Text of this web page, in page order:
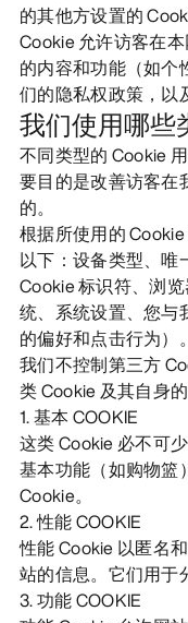
发现
的其他方设置的
Cookie 允许访客在
的内容和功能（如个
们的隐私权政策，以
我们使用哪些
不同类型的 Cookie
要目的是改善访客在
的。
根据所使用的
以下：设备类型、唯
Cookie 标识符、浏
统、系统设置、您与
的偏好和点击行为）。
我们不控制第三方
类 Cookie 及其自身的
1. 基本 COOKIE
这类 Cookie 必不可
基本功能（如购物篮
Cookie。
2. 性能 COOKIE
性能 Cookie 以匿名
站的信息。它们用于
3. 功能 COOKIE